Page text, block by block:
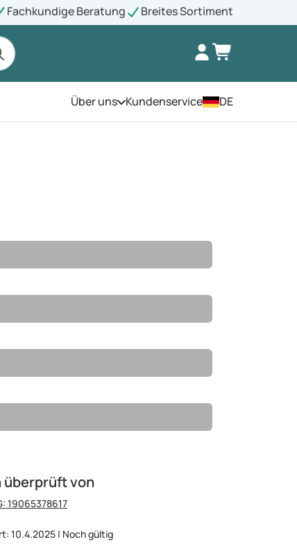
Fachkundige Beratung Breites Sortiment
Über unsÖffnen Sie das Menü
Kundenservice DE
überprüft von
19065378617
10.4.2025 | Noch gültig